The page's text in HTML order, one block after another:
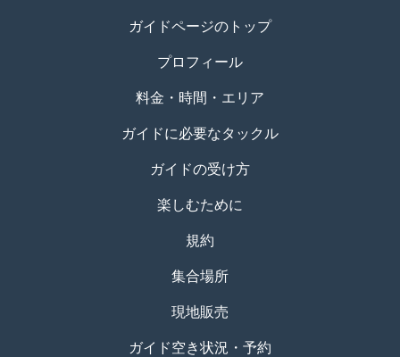
ガイドページのトップ
プロフィール
料金・時間・エリア
ガイドに必要なタックル
ガイドの受け方
楽しむために
規約
集合場所
現地販売
ガイド空き状況・予約